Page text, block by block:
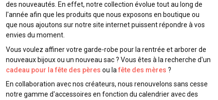
des nouveautés. En effet, notre collection évolue tout au long de
l'année afin que les produits que nous exposons en boutique ou
que nous ajoutons sur notre site internet puissent répondre à vos
envies du moment.
Vous voulez affiner votre garde-robe pour la rentrée et arborer de
nouveaux bijoux ou un nouveau sac ? Vous êtes à la recherche d'un
cadeau pour la fête des pères ou la fête des mères ?
En collaboration avec nos créateurs, nous renouvelons sans cesse
notre gamme d'accessoires en fonction du calendrier avec des